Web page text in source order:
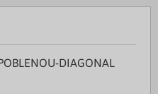
DIAGONAL